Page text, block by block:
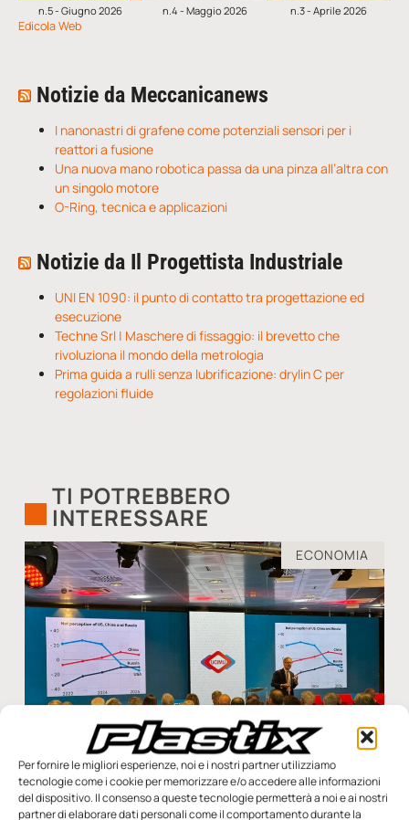
Per fornire le migliori esperienze, noi e i nostri partner utilizziamo
tecnologie come i cookie per memorizzare e/o accedere alle informazioni
del dispositivo. Il consenso a queste tecnologie permetterà a noi e ai nostri
partner di elaborare dati personali come il comportamento durante la
n.5 - Giugno 2026 n.4 - Maggio 2026 n.3 - Aprile 2026
Edicola Web
Notizie da Meccanicanews
I nanonastri di grafene come potenziali sensori per i
reattori a fusione
Una nuova mano robotica passa da una pinza all’altra con
un singolo motore
O-Ring, tecnica e applicazioni
Notizie da Il Progettista Industriale
UNI EN 1090: il punto di contatto tra progettazione ed
esecuzione
Techne Srl | Maschere di fissaggio: il brevetto che
rivoluziona il mondo della metrologia
Prima guida a rulli senza lubrificazione: drylin C per
regolazioni fluide
TI POTREBBERO
INTERESSARE
ECONOMIA